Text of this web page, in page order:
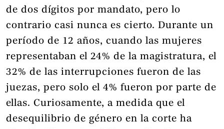
de dos dígitos por mandato, pero lo
contrario casi nunca es cierto. Durante un
período de 12 años, cuando las mujeres
representaban el 24% de la magistratura, el
32% de las interrupciones fueron de las
juezas, pero solo el 4% fueron por parte de
ellas. Curiosamente, a medida que el
desequilibrio de género en la corte ha